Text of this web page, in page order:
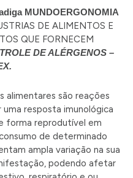
MUNDOERGONOMIA
DE ALIMENTOS E
QUE FORNECEM
DE ALÉRGENOS –
alimentares são reações
resposta imunológica
forma reprodutível em
de determinado
ampla variação na sua
podendo afetar